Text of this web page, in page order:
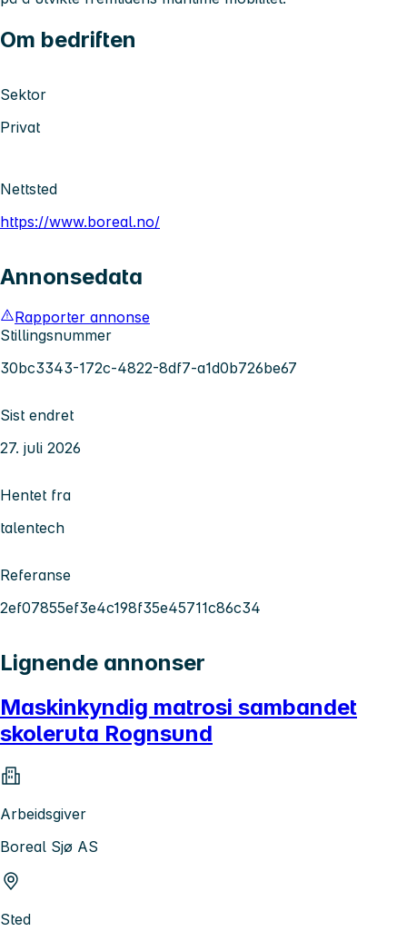
Om bedriften
Sektor
Privat
Nettsted
https://www.boreal.no/
Annonsedata
Rapporter annonse
Stillingsnummer
30bc3343-172c-4822-8df7-a1d0b726be67
Sist endret
27. juli 2026
Hentet fra
talentech
Referanse
2ef07855ef3e4c198f35e45711c86c34
Lignende annonser
Maskinkyndig matrosi sambandet
skoleruta Rognsund
Arbeidsgiver
Boreal Sjø AS
Sted